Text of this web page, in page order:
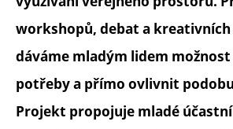
workshopů, debat a
dáváme mladým lidem
potřeby a přímo ovlivnit
Projekt propojuje mladé